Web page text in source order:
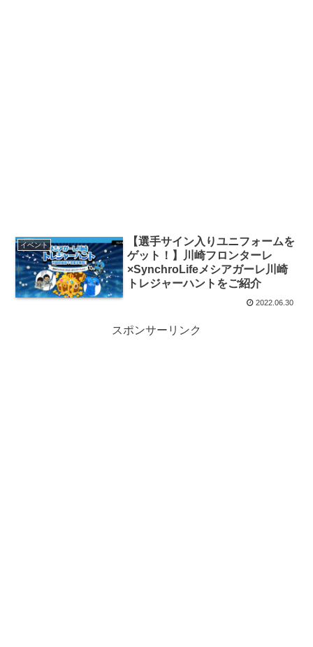
イベント
【選手サイン入りユニフォームを
ゲット！】川崎フロンターレ
×SynchroLifeメシアガーレ川崎
トレジャーハントをご紹介
2022.06.30
スポンサーリンク